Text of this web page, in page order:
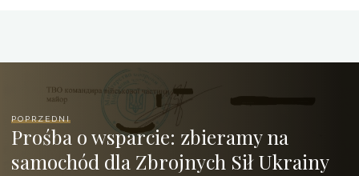
POPRZEDNI
Prośba o wsparcie: zbieramy na
samochód dla Zbrojnych Sił Ukrainy